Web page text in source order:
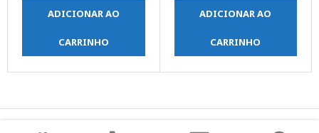
ADICIONAR AO
CARRINHO
ADICIONAR AO
CARRINHO
© Copyright JPrime Ferramentas - Todos os Direitos